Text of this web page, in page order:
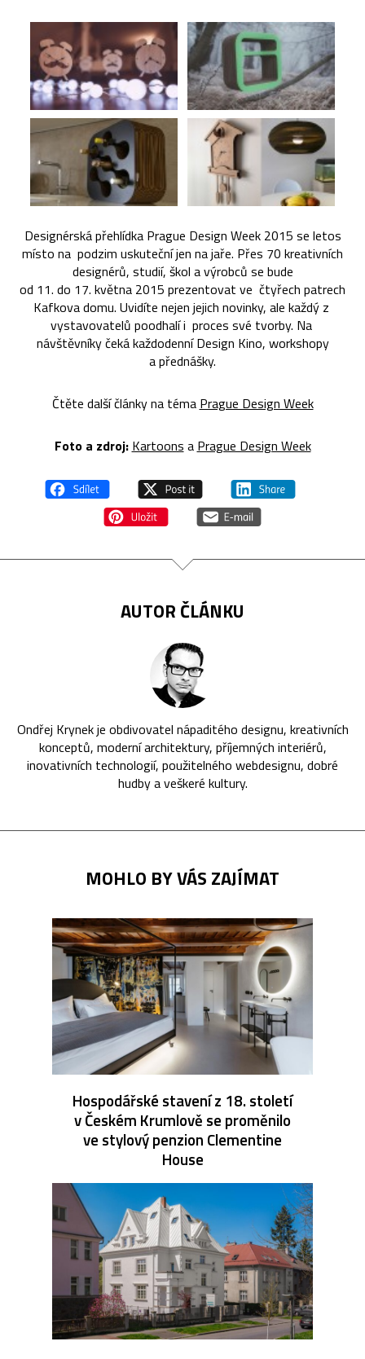
Designérská přehlídka Prague Design Week 2015 se letos
místo na podzim uskuteční jen na jaře. Přes 70 kreativních
designérů, studií, škol a výrobců se bude
od 11. do 17. května 2015 prezentovat ve čtyřech patrech
Kafkova domu. Uvidíte nejen jejich novinky, ale každý z
vystavovatelů poodhalí i proces své tvorby. Na
návštěvníky čeká každodenní Design Kino, workshopy
a přednášky.
Čtěte další články na téma Prague Design Week
Foto a zdroj: Kartoons a Prague Design Week
AUTOR ČLÁNKU
Ondřej Krynek je obdivovatel nápaditého designu, kreativních
konceptů, moderní architektury, příjemných interiérů,
inovativních technologií, použitelného webdesignu, dobré
hudby a veškeré kultury.
MOHLO BY VÁS ZAJÍMAT
Hospodářské stavení z 18. století
v Českém Krumlově se proměnilo
ve stylový penzion Clementine
House